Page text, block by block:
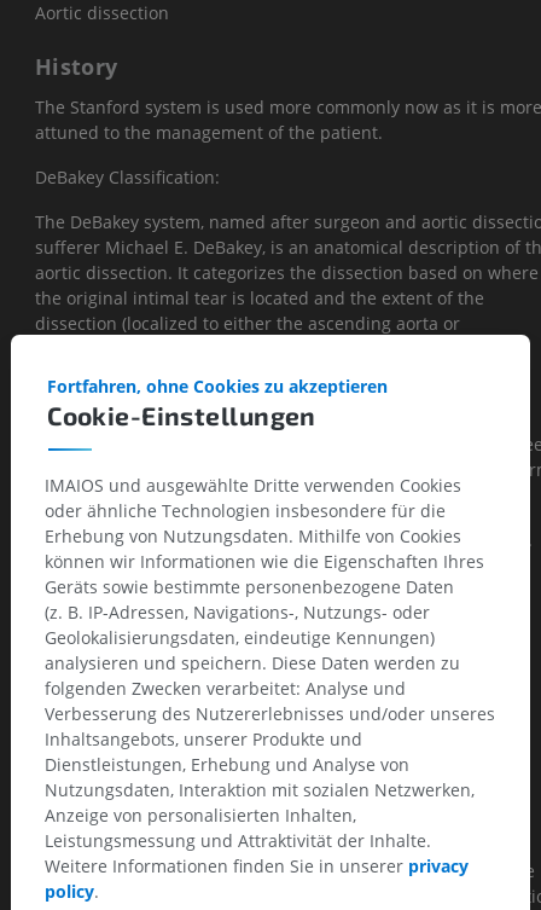
Aortic dissection
History
The Stanford system is used more commonly now as it is more
attuned to the management of the patient.
DeBakey Classification:
The DeBakey system, named after surgeon and aortic
sufferer Michael E. DeBakey, is an anatomical description of
aortic dissection. It categorizes the dissection based on where
the original intimal tear is located and the extent of the
dissection (localized to either the ascending aorta or
descending aorta.
Type I – Originates in ascending aorta, propagates at least to
the aortic arch and often beyond it distally. It is most often
in patients less than 65 years of age and is the most lethal
of the disease.
Type II – Originates in and is confined to the ascending aorta.
Type III – Originates in descending aorta, rarely extends
proximally but will extend distally. It most often occurs in
elderly patients with atherosclerosis and hypertension.
Stanford Classification:
The Stanford classification is divided into 2 groups; A and B
depending on whether the ascending aorta is involved.
A – Involves the ascending aorta and/or aortic arch, and
possibly the descending aorta. The tear can originate in the
ascending aorta, the aortic arch, or, more rarely, in the
descending aorta.It includes DeBakey type I, II and retrograde
type III (dissection originating in the descending aorta or
Cookie-Einstellungen
Fortfahren, ohne Cookies zu akzeptieren
IMAIOS und ausgewählte Dritte verwenden Cookies
oder ähnliche Technologien insbesondere für die
Erhebung von Nutzungsdaten. Mithilfe von Cookies
können wir Informationen wie die Eigenschaften Ihres
Geräts sowie bestimmte personenbezogene Daten
(z. B. IP-Adressen, Navigations-, Nutzungs- oder
Geolokalisierungsdaten, eindeutige Kennungen)
analysieren und speichern. Diese Daten werden zu
folgenden Zwecken verarbeitet: Analyse und
Verbesserung des Nutzererlebnisses und/oder unseres
Inhaltsangebots, unserer Produkte und
Dienstleistungen, Erhebung und Analyse von
Nutzungsdaten, Interaktion mit sozialen Netzwerken,
Anzeige von personalisierten Inhalten,
Leistungsmessung und Attraktivität der Inhalte.
Weitere Informationen finden Sie in unserer privacy
policy.